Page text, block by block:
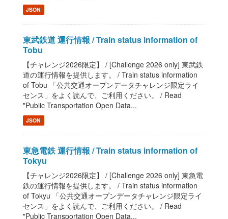
JSON
東武鉄道 運行情報 / Train status information of
Tobu
【チャレンジ2026限定】 / [Challenge 2026 only] 東武鉄
道の運行情報を提供します。 / Train status information
of Tobu 「公共交通オープンデータチャレンジ限定ライ
センス」をよく読んで、ご利用ください。 / Read
"Public Transportation Open Data...
JSON
東急電鉄 運行情報 / Train status information of
Tokyu
【チャレンジ2026限定】 / [Challenge 2026 only] 東急電
鉄の運行情報を提供します。 / Train status information
of Tokyu 「公共交通オープンデータチャレンジ限定ライ
センス」をよく読んで、ご利用ください。 / Read
"Public Transportation Open Data...